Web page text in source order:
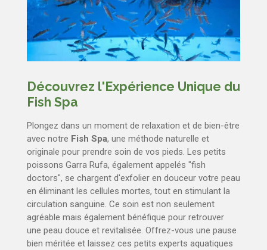
Découvrez l'Expérience Unique du
Fish Spa
Plongez dans un moment de relaxation et de bien-être
avec notre Fish Spa, une méthode naturelle et
originale pour prendre soin de vos pieds. Les petits
poissons Garra Rufa, également appelés "fish
doctors", se chargent d'exfolier en douceur votre peau
en éliminant les cellules mortes, tout en stimulant la
circulation sanguine. Ce soin est non seulement
agréable mais également bénéfique pour retrouver
une peau douce et revitalisée. Offrez-vous une pause
bien méritée et laissez ces petits experts aquatiques